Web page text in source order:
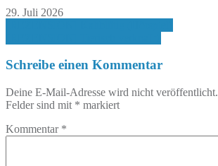
29. Juli 2026
Schreibe einen Kommentar
Deine E-Mail-Adresse wird nicht veröffentlicht.
Felder sind mit * markiert
Kommentar *